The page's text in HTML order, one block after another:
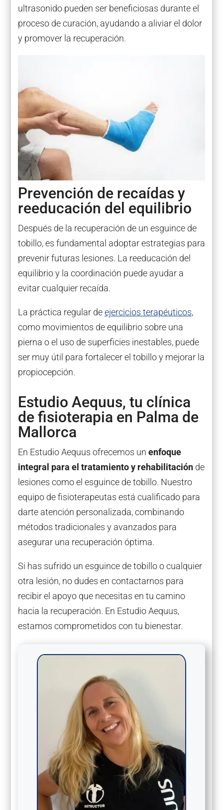
ultrasonido pueden ser beneficiosas durante el
proceso de curación, ayudando a aliviar el dolor
y promover la recuperación.
Prevención de recaídas y
reeducación del equilibrio
Después de la recuperación de un esguince de
tobillo, es fundamental adoptar estrategias para
prevenir futuras lesiones. La reeducación del
equilibrio y la coordinación puede ayudar a
evitar cualquier recaída.
La práctica regular deejercicios terapéuticos,
como movimientos de equilibrio sobre una
pierna o el uso de superficies inestables, puede
ser muy útil para fortalecer el tobillo y mejorar la
propiocepción.
Estudio Aequus, tu clínica
de fisioterapia en Palma de
Mallorca
En Estudio Aequus ofrecemos un enfoque
integral para el tratamiento y rehabilitaciónde
lesiones como el esguince de tobillo. Nuestro
equipo de fisioterapeutas está cualificado para
darte atención personalizada, combinando
métodos tradicionales y avanzados para
asegurar una recuperación óptima.
Si has sufrido un esguince de tobillo o cualquier
otra lesión, no dudes en contactarnos para
recibir el apoyo que necesitas en tu camino
hacia la recuperación. En Estudio Aequus,
estamos comprometidos con tu bienestar.